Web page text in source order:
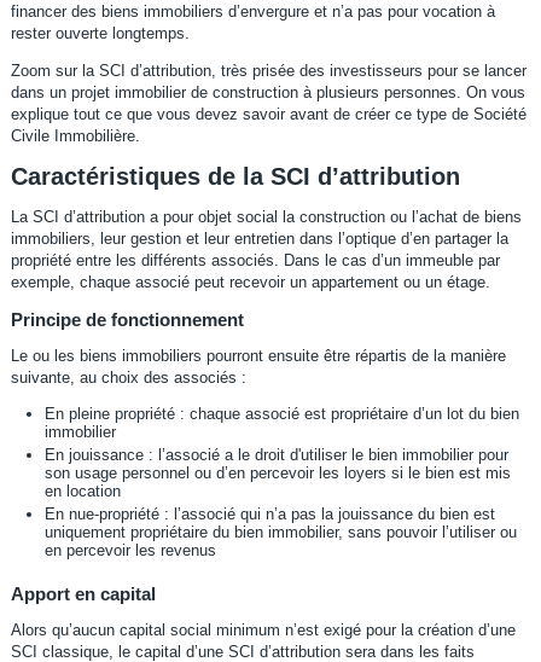
financer des biens immobiliers d’envergure et n’a pas pour vocation à
rester ouverte longtemps.
Zoom sur la SCI d’attribution, très prisée des investisseurs pour se lancer
dans un projet immobilier de construction à plusieurs personnes. On vous
explique tout ce que vous devez savoir avant de créer ce type de Société
Civile Immobilière.
Caractéristiques de la SCI d’attribution
La SCI d’attribution a pour objet social la construction ou l’achat de biens
immobiliers, leur gestion et leur entretien dans l’optique d’en partager la
propriété entre les différents associés. Dans le cas d’un immeuble par
exemple, chaque associé peut recevoir un appartement ou un étage.
Principe de fonctionnement
Le ou les biens immobiliers pourront ensuite être répartis de la manière
suivante, au choix des associés :
En pleine propriété : chaque associé est propriétaire d’un lot du bien
immobilier
En jouissance : l’associé a le droit d'utiliser le bien immobilier pour
son usage personnel ou d’en percevoir les loyers si le bien est mis
en location
En nue-propriété : l’associé qui n’a pas la jouissance du bien est
uniquement propriétaire du bien immobilier, sans pouvoir l’utiliser ou
en percevoir les revenus
Apport en capital
Alors qu’aucun capital social minimum n’est exigé pour la création d’une
SCI classique, le capital d’une SCI d’attribution sera dans les faits